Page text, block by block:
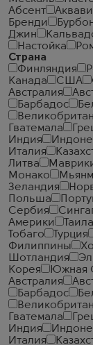
Абсент
Бренди
Джин
Настойка
Страна
Финляндия
Канада
США
Австралия
Барбадос
Гватемала
Индия
Италия
Литва
Монако
Зеландия
Польша
Сербия
Америки
Тобаго
Турция
Филиппины
Шотландия
Корея
Южная
Австралия
Барбадос
Гватемала
Индия
Италия